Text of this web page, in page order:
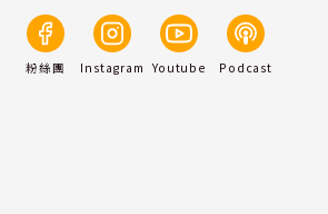
粉絲團 Instagram Youtube Podcast